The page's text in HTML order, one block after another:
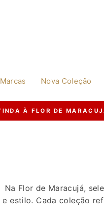
Marcas Nova Coleção
Na Flor de Maracujá,
e estilo. Cada coleção